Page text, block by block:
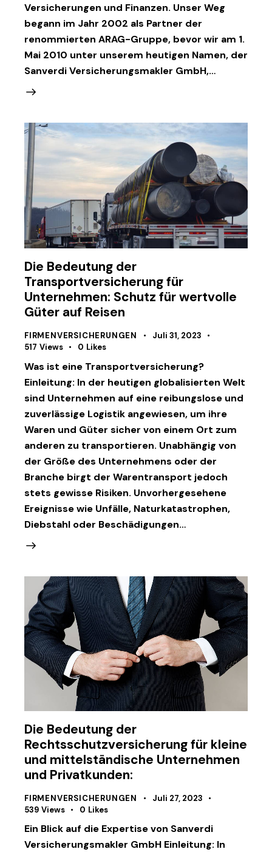
Versicherungen und Finanzen. Unser Weg
begann im Jahr 2002 als Partner der
renommierten ARAG-Gruppe, bevor wir am 1.
Mai 2010 unter unserem heutigen Namen, der
Sanverdi Versicherungsmakler GmbH,…
Die Bedeutung der
Transportversicherung für
Unternehmen: Schutz für wertvolle
Güter auf Reisen
FIRMENVERSICHERUNGEN
Juli 31, 2023
517 Views 0 Likes
Was ist eine Transportversicherung?
Einleitung: In der heutigen globalisierten Welt
sind Unternehmen auf eine reibungslose und
zuverlässige Logistik angewiesen, um ihre
Waren und Güter sicher von einem Ort zum
anderen zu transportieren. Unabhängig von
der Größe des Unternehmens oder der
Branche birgt der Warentransport jedoch
stets gewisse Risiken. Unvorhergesehene
Ereignisse wie Unfälle, Naturkatastrophen,
Diebstahl oder Beschädigungen…
Die Bedeutung der
Rechtsschutzversicherung für kleine
und mittelständische Unternehmen
und Privatkunden:
FIRMENVERSICHERUNGEN
Juli 27, 2023
539 Views 0 Likes
Ein Blick auf die Expertise von Sanverdi
Versicherungsmakler GmbH Einleitung: In